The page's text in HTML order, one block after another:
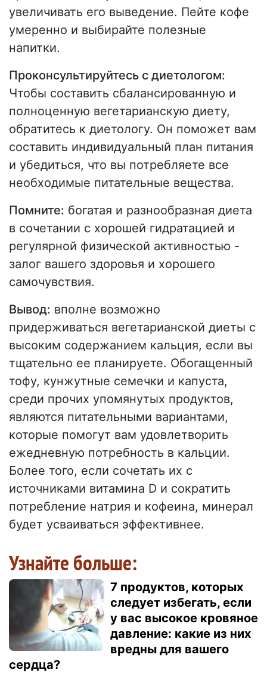
увеличивать его выведение. Пейте кофе
умеренно и выбирайте полезные
напитки.
Проконсультируйтесь с диетологом:
Чтобы составить сбалансированную и
полноценную вегетарианскую диету,
обратитесь к диетологу. Он поможет вам
составить индивидуальный план питания
и убедиться, что вы потребляете все
необходимые питательные вещества.
Помните: богатая и разнообразная диета
в сочетании с хорошей гидратацией и
регулярной физической активностью -
залог вашего здоровья и хорошего
самочувствия.
Вывод: вполне возможно
придерживаться вегетарианской диеты с
высоким содержанием кальция, если вы
тщательно ее планируете. Обогащенный
тофу, кунжутные семечки и капуста,
среди прочих упомянутых продуктов,
являются питательными вариантами,
которые помогут вам удовлетворить
ежедневную потребность в кальции.
Более того, если сочетать их с
источниками витамина D и сократить
потребление натрия и кофеина, минерал
будет усваиваться эффективнее.
Узнайте больше:
7 продуктов, которых
следует избегать, если
у вас высокое кровяное
давление: какие из них
вредны для вашего
сердца?